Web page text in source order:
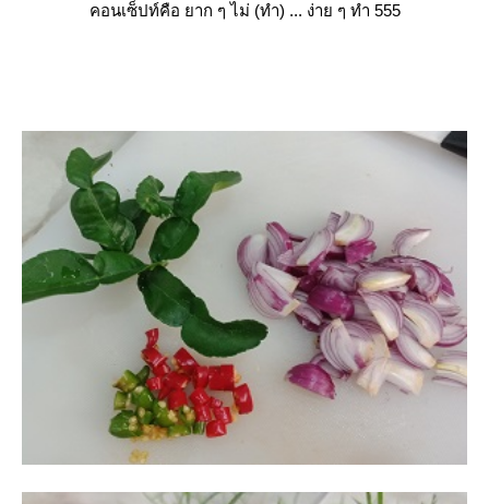
คอนเซ็ปท์คือ ยาก ๆ ไม่ (ทำ) ... ง่าย ๆ ทำ 555